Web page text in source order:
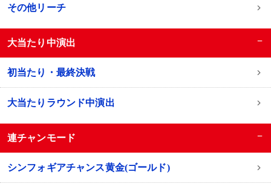
その他リーチ
大当たり中演出 −
初当たり・最終決戦
大当たりラウンド中演出
連チャンモード −
シンフォギアチャンス黄金(ゴールド)